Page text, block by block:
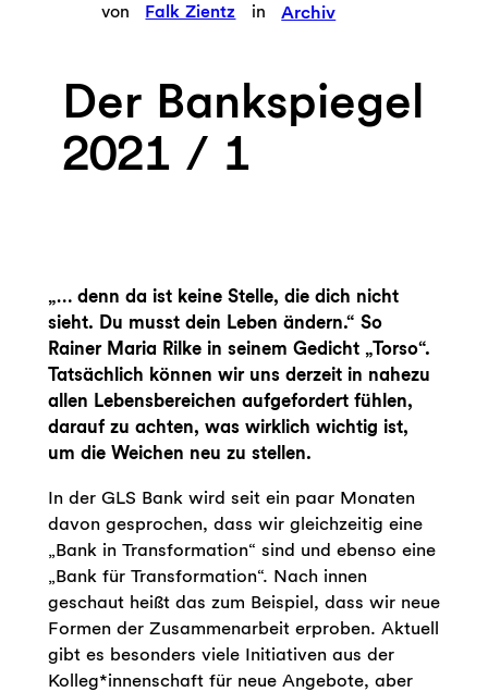
von Falk Zientz in Archiv
Der Bankspiegel
2021 / 1
„… denn da ist keine Stelle, die dich nicht
sieht. Du musst dein Leben ändern.“ So
Rainer Maria Rilke in seinem Gedicht „Torso“.
Tatsächlich können wir uns derzeit in nahezu
allen Lebensbereichen aufgefordert fühlen,
darauf zu achten, was wirklich wichtig ist,
um die Weichen neu zu stellen.
In der GLS Bank wird seit ein paar Monaten
davon gesprochen, dass wir gleichzeitig eine
„Bank in Transformation“ sind und ebenso eine
„Bank für Transformation“. Nach innen
geschaut heißt das zum Beispiel, dass wir neue
Formen der Zusammenarbeit erproben. Aktuell
gibt es besonders viele Initiativen aus der
Kolleg*innenschaft für neue Angebote, aber